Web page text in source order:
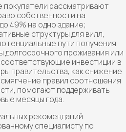
покупатели рассматривают
собственности на
49% на одно здание;
структуры для вилл,
пути получения
долгосрочного проживания или
инвестиции в
правительства, как снижение
правил соотношения
помогают поддерживать
месяцы года.
рекомендаций
специалисту по